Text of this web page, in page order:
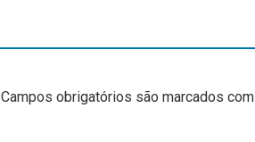
Campos obrigatórios são marcados com